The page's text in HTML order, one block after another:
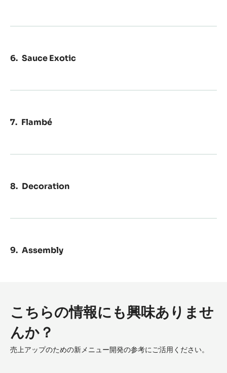
Sauce Exotic
Flambé
Decoration
Assembly
こちらの情報にも興味ありませ
んか？
売上アップのための新メニュー開発の参考にご活用ください。